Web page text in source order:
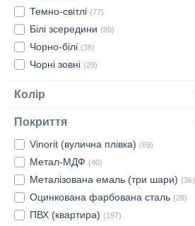
Темно-світлі (77)
Білі зсередини (89)
Чорно-білі (38)
Чорні зовні (29)
Колір
Покриття
Vinorit (вулична плівка) (69)
Метал-МДФ (40)
Металізована емаль (три шари) (36)
Оцинкована фарбована сталь (28)
ПВХ (квартира) (197)